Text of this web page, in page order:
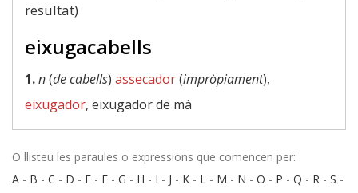
resultat)
eixugacabells
1.n(de cabells) assecador(impròpiament),
eixugador, eixugador de mà
O llisteu les paraules o expressions que comencen per:
A - B - C - D - E - F - G - H - I - J - K - L - M - N - O - P - Q - R - S -